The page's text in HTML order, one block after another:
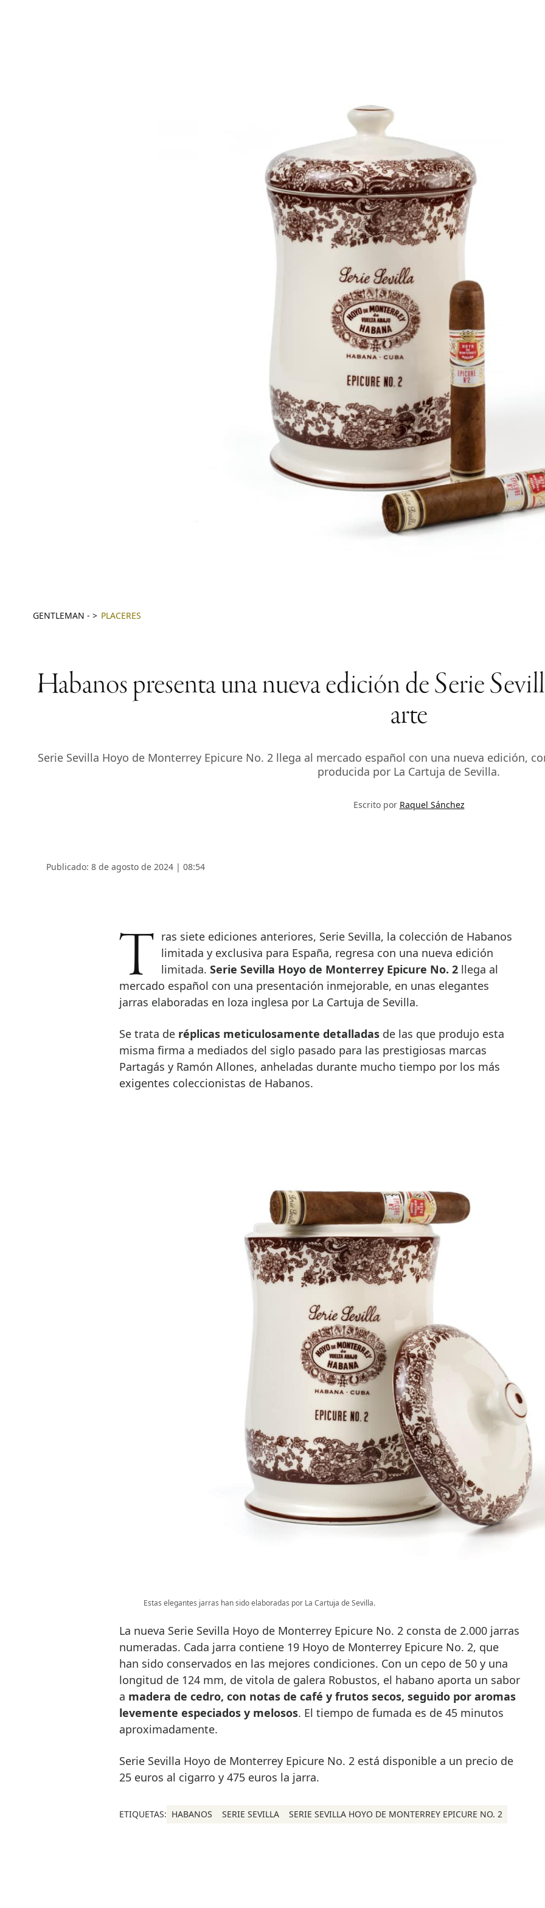
GENTLEMAN - PLACERES
Habanos presenta una nueva edición de Serie
arte
Serie Sevilla Hoyo de Monterrey Epicure No. 2 llega al mercado español con una nueva edición,
producida por La Cartuja de Sevilla.
Escrito por Raquel Sánchez
Publicado: 8 de agosto de 2024 | 08:54
Tras siete ediciones anteriores, Serie Sevilla, la colección de Habanos limitada y exclusiva para España, regresa con una nueva edición
limitada. Serie Sevilla Hoyo de Monterrey Epicure No. 2 llega al
mercado español con una presentación inmejorable, en unas elegantes
jarras elaboradas en loza inglesa por La Cartuja de Sevilla.
Se trata de réplicas meticulosamente detalladasde las que produjo esta
misma firma a mediados del siglo pasado para las prestigiosas marcas
Partagás y Ramón Allones, anheladas durante mucho tiempo por los más
exigentes coleccionistas de Habanos.
Estas elegantes jarras han sido elaboradas por La Cartuja de Sevilla.
La nueva Serie Sevilla Hoyo de Monterrey Epicure No. 2 consta de 2.000 jarras
numeradas. Cada jarra contiene 19 Hoyo de Monterrey Epicure No. 2, que
han sido conservados en las mejores condiciones. Con un cepo de 50 y una
longitud de 124 mm, de vitola de galera Robustos, el habano aporta un sabor
a madera de cedro, con notas de café y frutos secos, seguido por aromas
levemente especiados y melosos. El tiempo de fumada es de 45 minutos
aproximadamente.
Serie Sevilla Hoyo de Monterrey Epicure No. 2 está disponible a un precio de
25 euros al cigarro y 475 euros la jarra.
ETIQUETAS: HABANOS SERIE SEVILLA SERIE SEVILLA HOYO DE MONTERREY EPICURE NO. 2